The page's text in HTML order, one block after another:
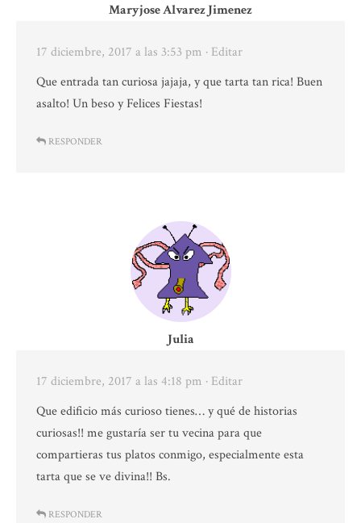
Maryjose Alvarez Jimenez
17 diciembre, 2017 a las 3:53 pm · Editar
Que entrada tan curiosa jajaja, y que tarta tan rica! Buen
asalto! Un beso y Felices Fiestas!
RESPONDER
Julia
17 diciembre, 2017 a las 4:18 pm · Editar
Que edificio más curioso tienes… y qué de historias
curiosas!! me gustaría ser tu vecina para que
compartieras tus platos conmigo, especialmente esta
tarta que se ve divina!! Bs.
RESPONDER